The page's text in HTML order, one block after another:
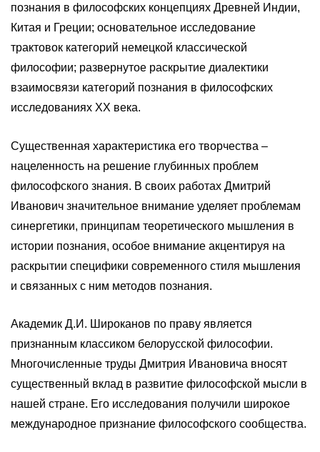
познания в философских концепциях Древней Индии,
Китая и Греции; основательное исследование
трактовок категорий немецкой классической
философии; развернутое раскрытие диалектики
взаимосвязи категорий познания в философских
исследованиях XX века.
Существенная характеристика его творчества –
нацеленность на решение глубинных проблем
философского знания. В своих работах Дмитрий
Иванович значительное внимание уделяет проблемам
синергетики, принципам теоретического мышления в
истории познания, особое внимание акцентируя на
раскрытии специфики современного стиля мышления
и связанных с ним методов познания.
Академик Д.И. Широканов по праву является
признанным классиком белорусской философии.
Многочисленные труды Дмитрия Ивановича вносят
существенный вклад в развитие философской мысли в
нашей стране. Его исследования получили широкое
международное признание философского сообщества.